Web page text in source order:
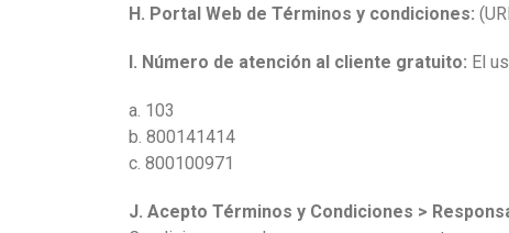
H. Portal Web de Términos y condiciones:
I. Número de atención al cliente gratuito: El
a. 103
b. 800141414
c. 800100971
J. Acepto Términos y Condiciones >